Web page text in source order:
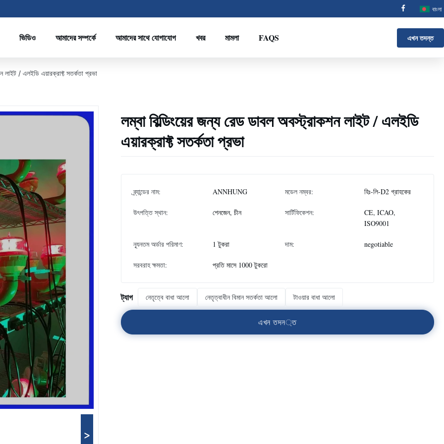
বাংলা
ভিডিও আমাদের সম্পর্কে আমাদের সাথে যোগাযোগ খবর মামলা FAQS এখন তদন্ত
লাইট / এলইডি এয়ারক্রাফ্ট সতর্কতা প্রভা
>
লম্বা বিল্ডিংয়ের জন্য রেড ডাবল অবস্ট্রাকশন লাইট / এলইডি
এয়ারক্রাফ্ট সতর্কতা প্রভা
ব্র্যান্ডের নাম: ANNHUNG মডেল নম্বর: হিঃ-লি-D2 গ্রাহকের
উৎপত্তি স্থান: শেনজেন, চীন সার্টিফিকেশন:
CE, ICAO,
ISO9001
ন্যূনতম অর্ডার পরিমাণ: 1 টুকরা দাম: negotiable
সরবরাহ ক্ষমতা: প্রতি মাসে 1000 টুকরো
ট্যাগ নেতৃত্বে বাধা আলো নেতৃত্বাধীন বিমান সতর্কতা আলো টাওয়ার বাধা আলো
এখন তদন্ত